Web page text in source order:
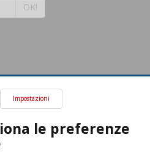
OK!
Impostazioni
le preferenze